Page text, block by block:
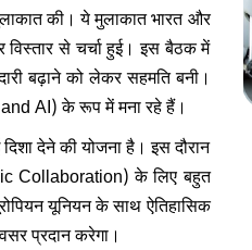
की। ये मुलाकात भारत और
से चर्चा हुई। इस बैठक में
बढ़ाने को लेकर सहमति बनी।
AI) के रूप में मना रहे हैं।
देने की योजना है। इस दौरान
Collaboration) के लिए बहुत
यूनियन के साथ ऐतिहासिक
प्रदान करेगा।